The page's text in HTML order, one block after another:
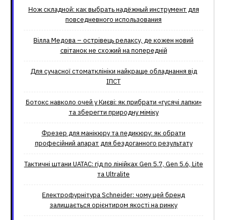
Нож складной: как выбрать надёжный инструмент для
повседневного использования
Вілла Медова – острівець релаксу, де кожен новий
світанок не схожий на попередній
Для сучасної стоматклініки найкраще обладнання від
ІПСТ
Ботокс навколо очей у Києві: як прибрати «гусячі лапки»
та зберегти природну міміку
Фрезер для манікюру та педикюру: як обрати
професійний апарат для бездоганного результату
Тактичні штани UATAC: гід по лінійках Gen 5.7, Gen 5.6, Lite
та Ultralite
Електрофурнітура Schneider: чому цей бренд
залишається орієнтиром якості на ринку